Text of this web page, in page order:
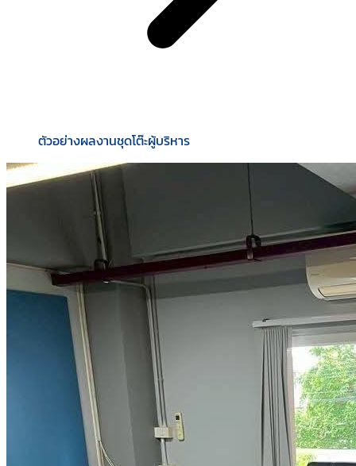
ตัวอย่างผลงานชุดโต๊ะผู้บริหาร